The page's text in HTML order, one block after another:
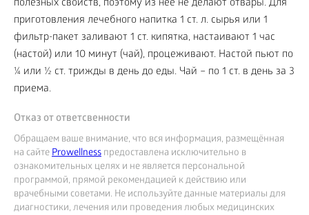
полезных свойств, поэтому из нее не делают отвары. Для
приготовления лечебного напитка 1 ст. л. сырья или 1
фильтр-пакет заливают 1 ст. кипятка, настаивают 1 час
(настой) или 10 минут (чай), процеживают. Настой пьют по
¼ или ½ ст. трижды в день до еды. Чай – по 1 ст. в день за 3
приема.
Отказ от ответсвенности
Обращаем ваше внимание, что вся информация, размещённая
на сайтеProwellness предоставлена исключительно в
ознакомительных целях и не является персональной
программой, прямой рекомендацией к действию или
врачебными советами. Не используйте данные материалы для
диагностики, лечения или проведения любых медицинских